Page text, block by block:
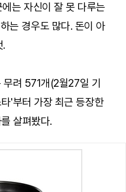
는 자신이 잘 못 다루는
는 경우도 많다. 돈이 아
.
려 571개(2월27일 기
'부터 가장 최근 등장한
살펴봤다.